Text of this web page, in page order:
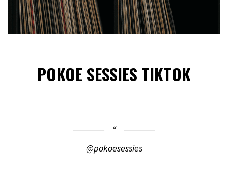
POKOE SESSIES TIKTOK
@pokoesessies